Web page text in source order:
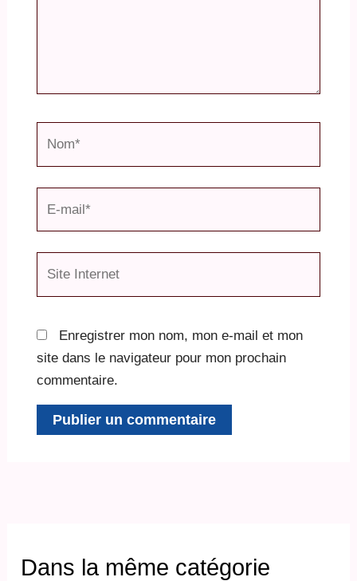
Enregistrer mon nom, mon e-mail et mon
site dans le navigateur pour mon prochain
commentaire.
Dans la même catégorie